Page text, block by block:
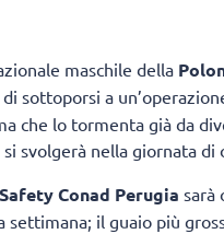
maschile della
di sottoporsi a
che lo tormenta già da
si svolgerà nella giornata di
Conad Perugia sarà
settimana; il guaio più